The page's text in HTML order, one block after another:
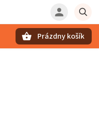
Prázdny košík